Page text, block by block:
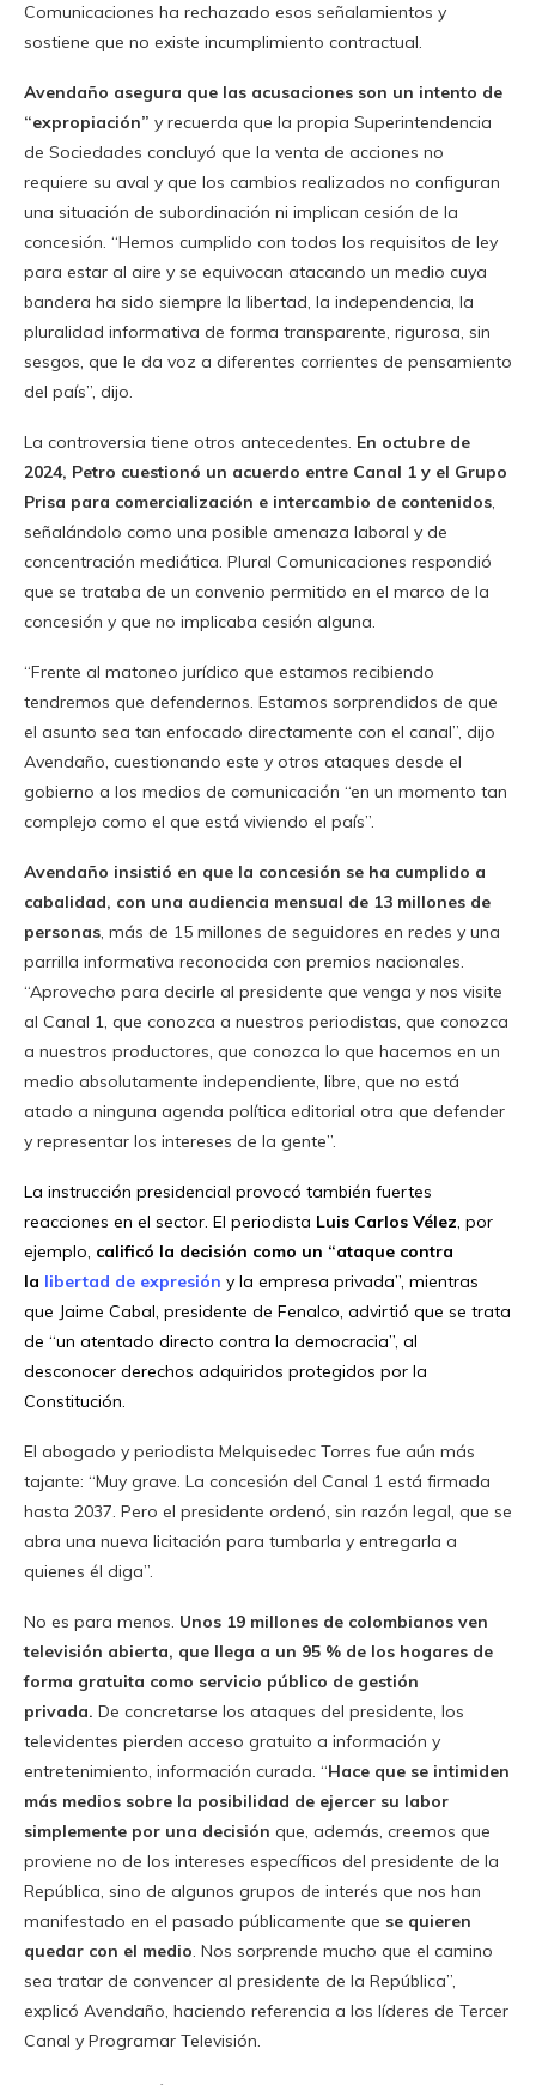
Comunicaciones ha rechazado esos señalamientos y
sostiene que no existe incumplimiento contractual.
Avendaño asegura que las acusaciones son un intento de
“expropiación” y recuerda que la propia Superintendencia
de Sociedades concluyó que la venta de acciones no
requiere su aval y que los cambios realizados no configuran
una situación de subordinación ni implican cesión de la
concesión. “Hemos cumplido con todos los requisitos de ley
para estar al aire y se equivocan atacando un medio cuya
bandera ha sido siempre la libertad, la independencia, la
pluralidad informativa de forma transparente, rigurosa, sin
sesgos, que le da voz a diferentes corrientes de pensamiento
del país”, dijo.
La controversia tiene otros antecedentes. En octubre de
2024, Petro cuestionó un acuerdo entre Canal 1 y el Grupo
Prisa para comercialización e intercambio de contenidos,
señalándolo como una posible amenaza laboral y de
concentración mediática. Plural Comunicaciones respondió
que se trataba de un convenio permitido en el marco de la
concesión y que no implicaba cesión alguna.
“Frente al matoneo jurídico que estamos recibiendo
tendremos que defendernos. Estamos sorprendidos de que
el asunto sea tan enfocado directamente con el canal”, dijo
Avendaño, cuestionando este y otros ataques desde el
gobierno a los medios de comunicación “en un momento tan
complejo como el que está viviendo el país”.
Avendaño insistió en que la concesión se ha cumplido a
cabalidad, con una audiencia mensual de 13 millones de
personas, más de 15 millones de seguidores en redes y una
parrilla informativa reconocida con premios nacionales.
“Aprovecho para decirle al presidente que venga y nos visite
al Canal 1, que conozca a nuestros periodistas, que conozca
a nuestros productores, que conozca lo que hacemos en un
medio absolutamente independiente, libre, que no está
atado a ninguna agenda política editorial otra que defender
y representar los intereses de la gente”.
La instrucción presidencial provocó también fuertes
reacciones en el sector. El periodista Luis Carlos Vélez, por
ejemplo, calificó la decisión como un “ataque contra
la libertad de expresión y la empresa privada”, mientras
que Jaime Cabal, presidente de Fenalco, advirtió que se trata
de “un atentado directo contra la democracia”, al
desconocer derechos adquiridos protegidos por la
Constitución.
El abogado y periodista Melquisedec Torres fue aún más
tajante: “Muy grave. La concesión del Canal 1 está firmada
hasta 2037. Pero el presidente ordenó, sin razón legal, que se
abra una nueva licitación para tumbarla y entregarla a
quienes él diga”.
No es para menos. Unos 19 millones de colombianos ven
televisión abierta, que llega a un 95 % de los hogares de
forma gratuita como servicio público de gestión
privada. De concretarse los ataques del presidente, los
televidentes pierden acceso gratuito a información y
entretenimiento, información curada. “Hace que se intimiden
más medios sobre la posibilidad de ejercer su labor
simplemente por una decisión que, además, creemos que
proviene no de los intereses específicos del presidente de la
República, sino de algunos grupos de interés que nos han
manifestado en el pasado públicamente que se quieren
quedar con el medio. Nos sorprende mucho que el camino
sea tratar de convencer al presidente de la República”,
explicó Avendaño, haciendo referencia a los líderes de Tercer
Canal y Programar Televisión.